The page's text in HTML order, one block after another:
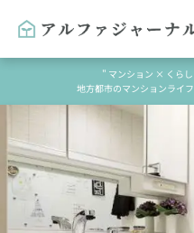
" マンション × くら
地方都市のマンションライ